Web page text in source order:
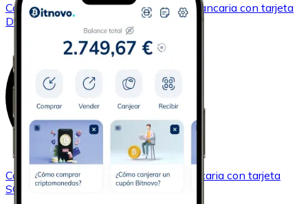
ComprarDogecoincon transferencia bancaria con tarjeta
DOGE
ComprarSolana con transferencia bancaria con tarjeta
SOL